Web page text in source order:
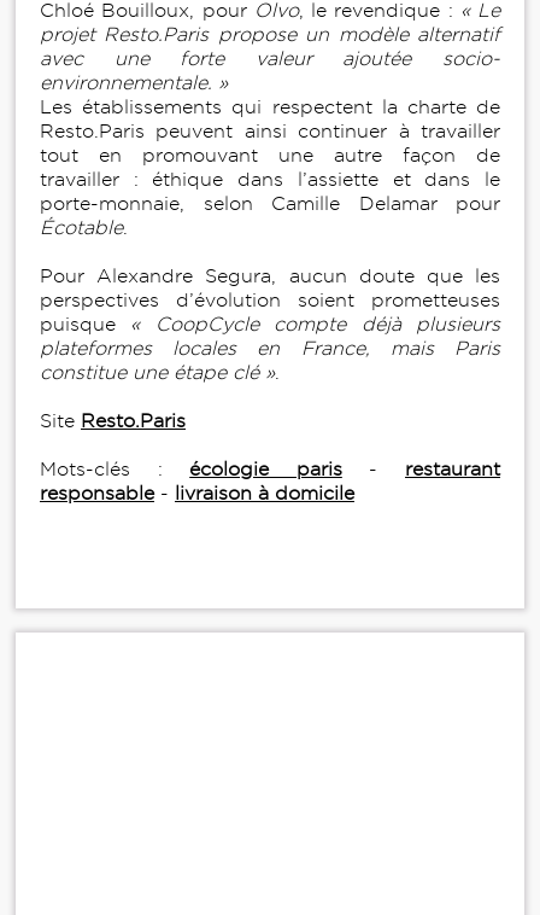
Chloé Bouilloux, pour Olvo, le revendique : « Le
projet Resto.Paris propose un modèle alternatif
avec une forte valeur ajoutée socio-
environnementale. »
Les établissements qui respectent la charte de
Resto.Paris peuvent ainsi continuer à travailler
tout en promouvant une autre façon de
travailler : éthique dans l’assiette et dans le
porte-monnaie, selon Camille Delamar pour
Écotable.
Pour Alexandre Segura, aucun doute que les
perspectives d’évolution soient prometteuses
puisque « CoopCycle compte déjà plusieurs
plateformes locales en France, mais Paris
constitue une étape clé ».
Site Resto.Paris
Mots-clés : écologie paris- restaurant
responsable- livraison à domicile